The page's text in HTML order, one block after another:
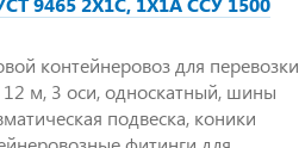
контейнеровоз для перевозки
12 м, 3 оси, односкатный, шины
подвеска, коники